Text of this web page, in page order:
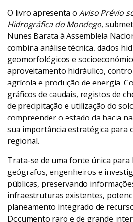
O livro apresenta o Aviso Prévio
Hidrográfica do Mondego,
Nunes Barata à Assembleia
combina análise técnica, dados
geomorfológicos e
aproveitamento hidráulico,
agrícola e produção de energia.
gráficos de caudais, registos de
de precipitação e utilização do
compreender o estado da bacia
sua importância estratégica para
regional.
Trata-se de uma fonte única
geógrafos, engenheiros e
públicas, preservando
infraestruturas existentes,
planeamento integrado de
Documento raro e de grande